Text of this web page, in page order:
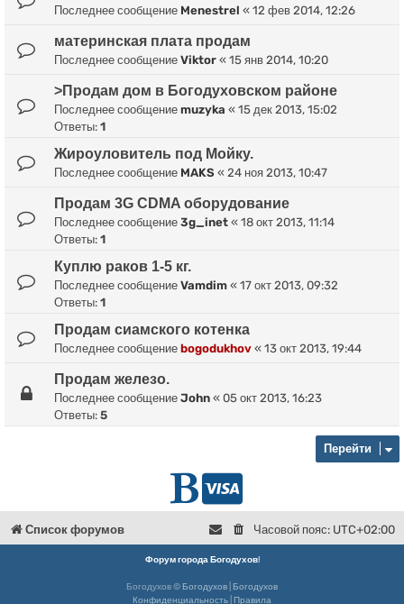
Последнее сообщение Menestrel « 12 фев 2014, 12:26
материнская плата продам
Последнее сообщение Viktor « 15 янв 2014, 10:20
>Продам дом в Богодуховском районе
Последнее сообщение muzyka « 15 дек 2013, 15:02
Ответы: 1
Жироуловитель под Мойку.
Последнее сообщение MAKS « 24 ноя 2013, 10:47
Продам 3G CDMA оборудование
Последнее сообщение 3g_inet « 18 окт 2013, 11:14
Ответы: 1
Куплю раков 1-5 кг.
Последнее сообщение Vamdim « 17 окт 2013, 09:32
Ответы: 1
Продам сиамского котенка
Последнее сообщение bogodukhov « 13 окт 2013, 19:44
Продам железо.
Последнее сообщение John « 05 окт 2013, 16:23
Ответы: 5
Перейти
Г
в
н
D
o
n
a
Список форумов Часовой пояс: UTC+02:00
Форум города Богодухов!
Богодухов © Богодухов Богодухов
Конфиденциальность Правила